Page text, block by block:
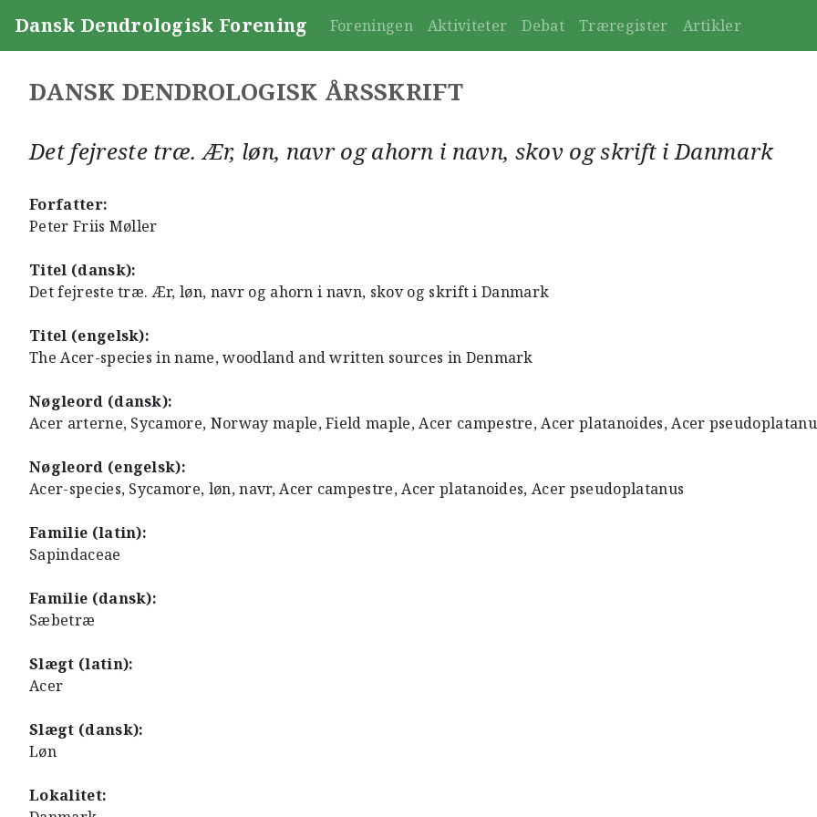
Dansk Dendrologisk Forening Foreningen Aktiviteter Debat Træregister Artikler
DANSK DENDROLOGISK ÅRSSKRIFT
Det fejreste træ. Ær, løn, navr og ahorn i navn, skov og skrift i Danmark
Forfatter:
Peter Friis Møller
Titel (dansk):
Det fejreste træ. Ær, løn, navr og ahorn i navn, skov og skrift i Danmark
Titel (engelsk):
The Acer-species in name, woodland and written sources in Denmark
Nøgleord (dansk):
Acer arterne, Sycamore, Norway maple, Field maple, Acer campestre, Acer platanoides, Acer
Nøgleord (engelsk):
Acer-species, Sycamore, løn, navr, Acer campestre, Acer platanoides, Acer pseudoplatanus
Familie (latin):
Sapindaceae
Familie (dansk):
Sæbetræ
Slægt (latin):
Acer
Slægt (dansk):
Løn
Lokalitet: